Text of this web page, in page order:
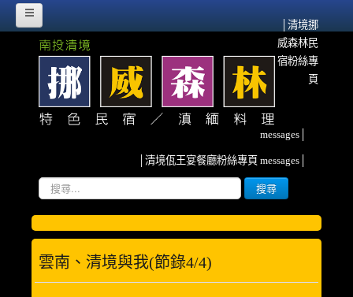
│清境挪
威森林民
宿粉絲專
頁
messages│
│清境佤王宴餐廳粉絲專頁 messages│
搜
尋...
搜尋
HOME
挪威故事
挪威森林的源起
紀念佤族HERO~阿媽
挪威臉書散記
森林寫真
雲南、清境與我(節錄4/4)